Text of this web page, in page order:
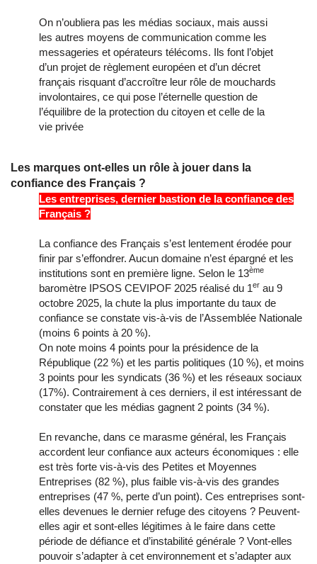
On n’oubliera pas les médias sociaux, mais aussi
les autres moyens de communication comme les
messageries et opérateurs télécoms. Ils font l’objet
d’un projet de règlement européen et d’un décret
français risquant d’accroître leur rôle de mouchards
involontaires, ce qui pose l’éternelle question de
l’équilibre de la protection du citoyen et celle de la
vie privée
Les marques ont-elles un rôle à jouer dans la
confiance des Français ?
Les entreprises, dernier bastion de la confiance des
Français ?
La confiance des Français s’est lentement érodée pour
finir par s’effondrer. Aucun domaine n’est épargné et les
institutions sont en première ligne. Selon le 13ème
baromètre IPSOS CEVIPOF 2025 réalisé du 1er au 9
octobre 2025, la chute la plus importante du taux de
confiance se constate vis-à-vis de l’Assemblée Nationale
(moins 6 points à 20 %).
On note moins 4 points pour la présidence de la
République (22 %) et les partis politiques (10 %), et moins
3 points pour les syndicats (36 %) et les réseaux sociaux
(17%). Contrairement à ces derniers, il est intéressant de
constater que les médias gagnent 2 points (34 %).
En revanche, dans ce marasme général, les Français
accordent leur confiance aux acteurs économiques : elle
est très forte vis-à-vis des Petites et Moyennes
Entreprises (82 %), plus faible vis-à-vis des grandes
entreprises (47 %, perte d’un point). Ces entreprises sont-
elles devenues le dernier refuge des citoyens ? Peuvent-
elles agir et sont-elles légitimes à le faire dans cette
période de défiance et d’instabilité générale ? Vont-elles
pouvoir s’adapter à cet environnement et s’adapter aux